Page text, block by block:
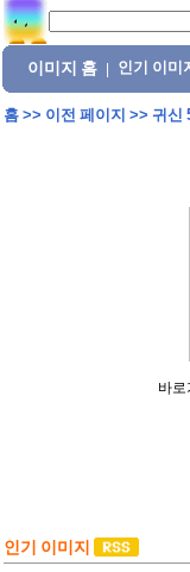
이미지 홈 인기 이미
홈>> 이전 페이지 >> 귀신
바로
인기 이미지